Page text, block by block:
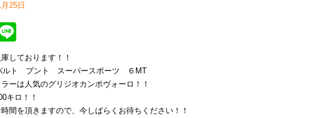
25日
Twitter
しております！！
ルト プント スーパースポーツ ６MT
ーは人気のグリジオカンポヴォーロ！！
キロ！！
間を頂きますので、今しばらくお待ちください！！